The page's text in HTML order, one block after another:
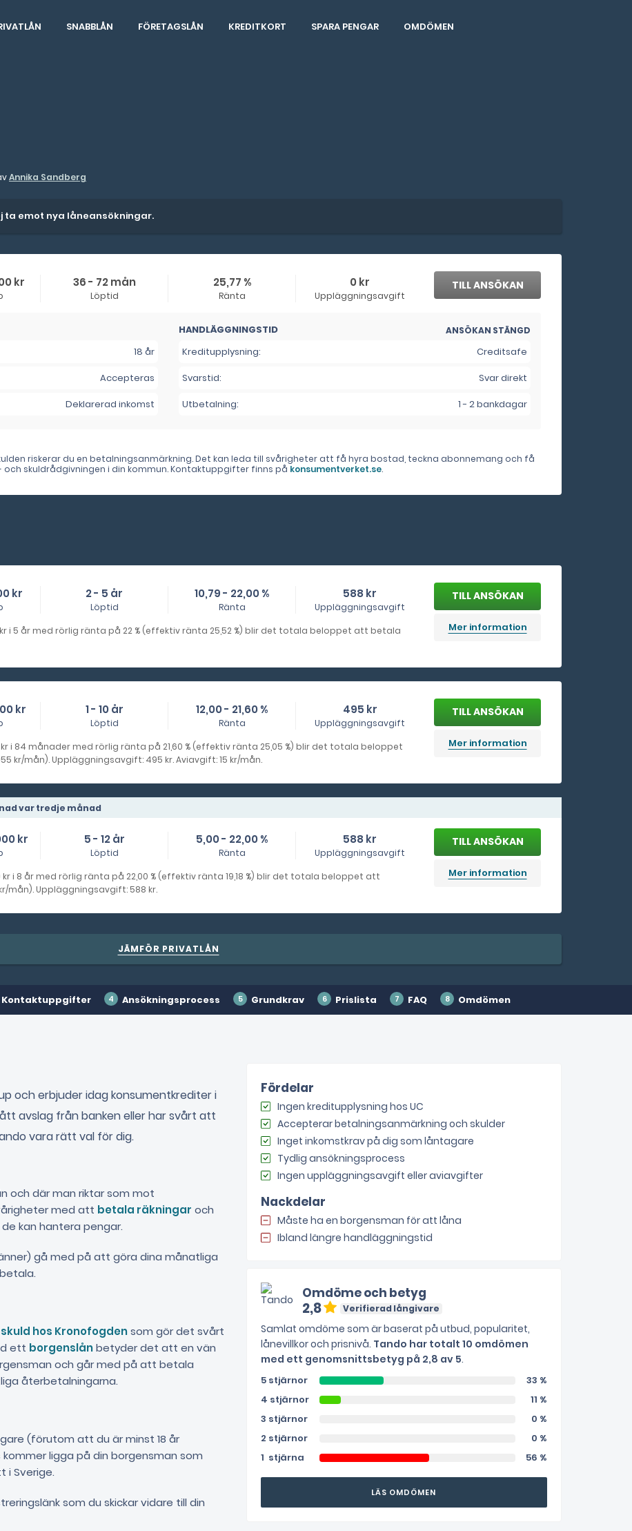
SNABBLÅN FÖRETAGSLÅN KREDITKORT SPARA PENGAR
OMDÖMEN
Annika Sandberg
ta emot nya låneansökningar.
kr 36 - 72 mån
Löptid
25,77 %
Ränta
0 kr
Uppläggningsavgift
TILL ANSÖKAN
18 år
Accepteras
Deklarerad inkomst
HANDLÄGGNINGSTID ANSÖKAN STÄNGD
Kreditupplysning:
Creditsafe
Svarstid:
Svar direkt
Utbetalning:
1 - 2 bankdagar
riskerar du en betalningsanmärkning. Det kan leda till svårigheter att få hyra bostad, teckna abonnemang och få
skuldrådgivningen i din kommun. Kontaktuppgifter finns på konsumentverket.se.
kr 2 - 5 år
Löptid
10,79 - 22,00 %
Ränta
588 kr
Uppläggningsavgift
TILL ANSÖKAN
Mer information
i 5 år med rörlig ränta på 22 % (effektiv ränta 25,52 %) blir det totala beloppet att betala
kr 1 - 10 år
Löptid
12,00 - 21,60 %
Ränta
495 kr
Uppläggningsavgift
Mer information
i 84 månader med rörlig ränta på 21,60 % (effektiv ränta 25,05 %) blir det totala beloppet
kr/mån). Uppläggningsavgift: 495 kr. Aviavgift: 15 kr/mån.
var tredje månad
kr 5 - 12 år
Löptid
5,00 - 22,00 %
Ränta
588 kr
Uppläggningsavgift
Mer information
i 8 år med rörlig ränta på 22,00 % (effektiv ränta 19,18 %) blir det totala beloppet att
mån). Uppläggningsavgift: 588 kr.
JÄMFÖR PRIVATLÅN
Kontaktuppgifter Ansökningsprocess Grundkrav Prislista FAQ Omdömen
och erbjuder idag konsumentkrediter i
avslag från banken eller har svårt att
vara rätt val för dig.
och där man riktar som mot
med att betala räkningar och
kan hantera pengar.
gå med på att göra dina månatliga
skuld hos Kronofogdensom gör det svårt
ett borgenslånbetyder det att en vän
och går med på att betala
återbetalningarna.
(förutom att du är minst 18 år
ligga på din borgensman som
i Sverige.
som du skickar vidare till din
Fördelar
Ingen kreditupplysning hos UC
Accepterar betalningsanmärkning och skulder
Inget inkomstkrav på dig som låntagare
Tydlig ansökningsprocess
Ingen uppläggningsavgift eller aviavgifter
Nackdelar
Måste ha en borgensman för att låna
Ibland längre handläggningstid
Omdöme och betyg
2,8 Verifierad långivare
Samlat omdöme som är baserat på utbud, popularitet,
lånevillkor och prisnivå. Tando har totalt 10 omdömen
med ett genomsnittsbetyg på 2,8 av 5.
5 stjärnor
33 %
4 stjärnor
11 %
3 stjärnor
0 %
2 stjärnor
0 %
1 stjärna
56 %
LÄS OMDÖMEN